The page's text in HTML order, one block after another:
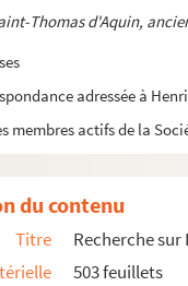
Thomas d'Aquin,
adressée à
membres actifs de la
du contenu
Titre
Recherche sur
503 feuillets